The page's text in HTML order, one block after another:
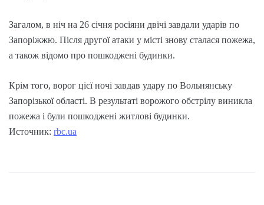
Загалом, в ніч на 26 січня росіяни двічі завдали ударів по
Запоріжжю. Після другої атаки у місті знову сталася пожежа,
а також відомо про пошкоджені будинки.
Крім того, ворог цієї ночі завдав удару по Вольнянську
Запорізької області. В результаті ворожого обстрілу виникла
пожежа і були пошкоджені житлові будинки.
Источник: rbc.ua